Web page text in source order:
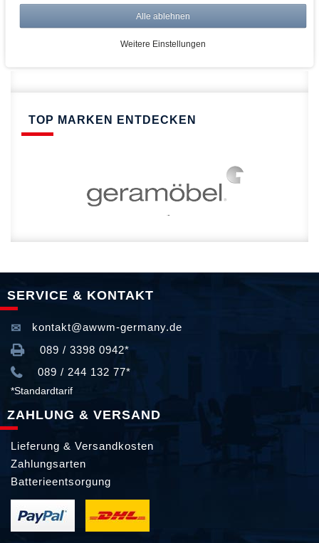
Über 20.000 Artikel
Schnelle Lieferung
TOP MARKEN ENTDECKEN
SERVICE & KONTAKT
kontakt@awwm-germany.de
089 / 3398 0942*
089 / 244 132 77*
*Standardtarif
ZAHLUNG & VERSAND
Lieferung & Versandkosten
Zahlungsarten
Batterieentsorgung
Alle ablehnen
Weitere Einstellungen